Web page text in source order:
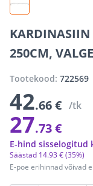
250CM, VALGE
Tootekood: 722569
42.66 € /tk
27.73 €
E-poe erihinnad võivad
Säästad 14.93 €(35%)
E-hind sisselogitud